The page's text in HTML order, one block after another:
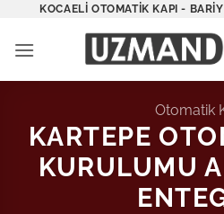
İçeriğeKOCAELI OTOMATIK KAPI -
Otomatik
KARTEPE
KURULUMU